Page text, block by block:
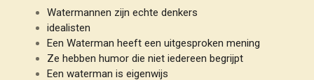
Watermannen zijn echte denkers
idealisten
Een Waterman heeft een uitgesproken mening
Ze hebben humor die niet iedereen begrijpt
Een waterman is eigenwijs